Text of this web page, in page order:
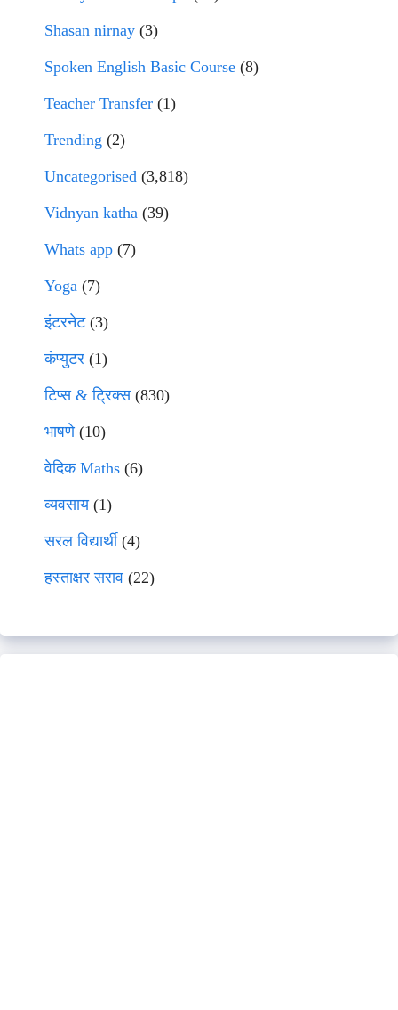
Shasan nirnay (3)
Spoken English Basic Course (8)
Teacher Transfer (1)
Trending (2)
Uncategorised (3,818)
Vidnyan katha (39)
Whats app (7)
Yoga (7)
इंटरनेट(3)
कंप्युटर (1)
टिप्स & ट्रिक्स(830)
भाषणे(10)
वेदिक Maths (6)
व्यवसाय(1)
सरल विद्यार्थी(4)
हस्ताक्षर सराव (22)